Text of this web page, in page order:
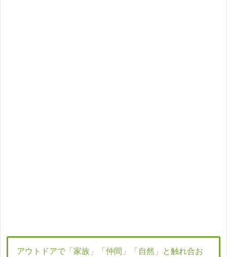
アウトドアで「家族」「仲間」「自然」と触れ合お